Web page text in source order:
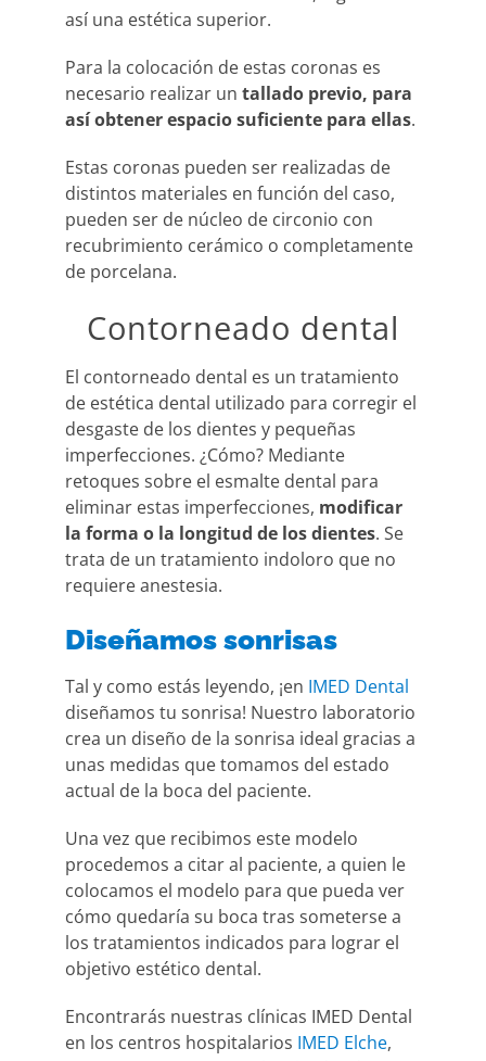
así una estética superior.
Para la colocación de estas coronas es
necesario realizar un tallado previo, para
así obtener espacio suficiente para ellas.
Estas coronas pueden ser realizadas de
distintos materiales en función del caso,
pueden ser de núcleo de circonio con
recubrimiento cerámico o completamente
de porcelana.
Contorneado dental
El contorneado dental es un tratamiento
de estética dental utilizado para corregir el
desgaste de los dientes y pequeñas
imperfecciones. ¿Cómo? Mediante
retoques sobre el esmalte dental para
eliminar estas imperfecciones, modificar
la forma o la longitud de los dientes. Se
trata de un tratamiento indoloro que no
requiere anestesia.
Diseñamos sonrisas
Tal y como estás leyendo, ¡en IMED Dental
diseñamos tu sonrisa! Nuestro laboratorio
crea un diseño de la sonrisa ideal gracias a
unas medidas que tomamos del estado
actual de la boca del paciente.
Una vez que recibimos este modelo
procedemos a citar al paciente, a quien le
colocamos el modelo para que pueda ver
cómo quedaría su boca tras someterse a
los tratamientos indicados para lograr el
objetivo estético dental.
Encontrarás nuestras clínicas IMED Dental
en los centros hospitalarios IMED Elche,